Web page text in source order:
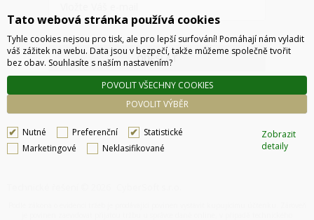
ODESLAT
Tato webová stránka používá cookies
Tyhle cookies nejsou pro tisk, ale pro lepší surfování! Pomáhají nám vyladit
váš zážitek na webu. Data jsou v bezpečí, takže můžeme společně tvořit
bez obav. Souhlasíte s naším nastavením?
POVOLIT VÝBĚR
POVOLIT VŠECHNY COOKIES
Nutné Preferenční
Statistické
Marketingové
Neklasifikované
Zobrazit
detaily